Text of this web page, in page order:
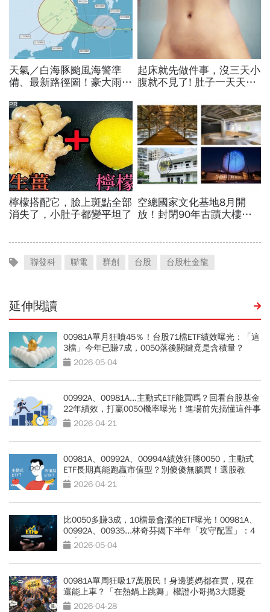
聯發科 聯電 群創 台股 台股杜金龍
延伸閱讀
00981A單月狂噴45％！台股71檔ETF績效曝光：「這
3檔」今年已賺7成，0050落後關鍵竟是含積量？
2026-05-04
00992A、00981A...主動式ETF能買嗎？回看台股基金
22年績效，打贏0050機率曝光！進場前先搞懂這件事
2026-04-21
00981A、00992A、00994A績效狂勝0050，主動式
ETF長期真能跑贏市值型？別傻傻無腦買！選股教
練：3訊號要分批出場
2026-04-21
比0050多賺3成，10檔最會漲的ETF曝光！00981A、
00992A、00935...林奇芬揭下半年「攻守配置」：4
個底線別踩
2026-05-04
00981A單周狂吸17萬股民！身邊婆媽都在買，現在
還能上車？「在熱鍋上跳舞」權證小哥揭3大隱憂
2026-04-28